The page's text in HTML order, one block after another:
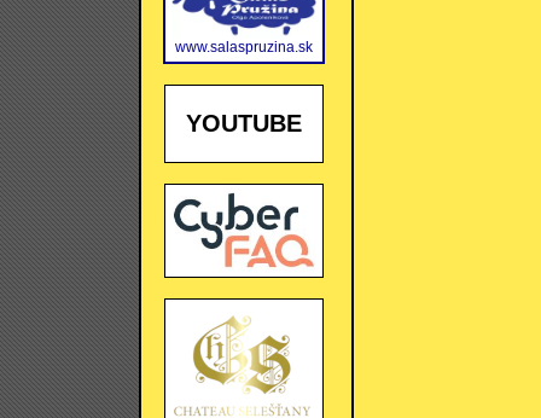
www.salaspruzina.sk
YOUTUBE